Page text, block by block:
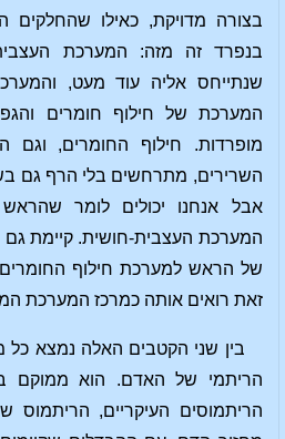
בצורה מדויקת, כאילו שהחלקים
בנפרד זה מזה: המערכת
שנתייחס אליה עוד מעט,
המערכת של חילוף חומרים
מופרדות. חילוף החומרים, וגם
השרירים, מתרחשים בלי הרף גם
אבל אנחנו יכולים לומר
המערכת העצבית-חושית. קיימת
של הראש למערכת חילוף החומרים
זאת רואים אותה כמרכז המערכת
בין שני הקטבים האלה נמצא כל
הריתמי של האדם. הוא ממוקם
הריתמוסים העיקריים,